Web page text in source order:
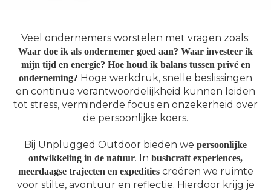
Veel ondernemers worstelen met vragen zoals:
Waar doe ik als ondernemer goed aan? Waar investeer ik
mijn tijd en energie? Hoe houd ik balans tussen privé en
onderneming? Hoge werkdruk, snelle beslissingen
en continue verantwoordelijkheid kunnen leiden
tot stress, verminderde focus en onzekerheid over
de persoonlijke koers.
Bij Unplugged Outdoor bieden we persoonlijke
ontwikkeling in de natuur. In bushcraft experiences,
meerdaagse trajecten en expeditiescreëren we ruimte
voor stilte, avontuur en reflectie. Hierdoor krijg je
website-